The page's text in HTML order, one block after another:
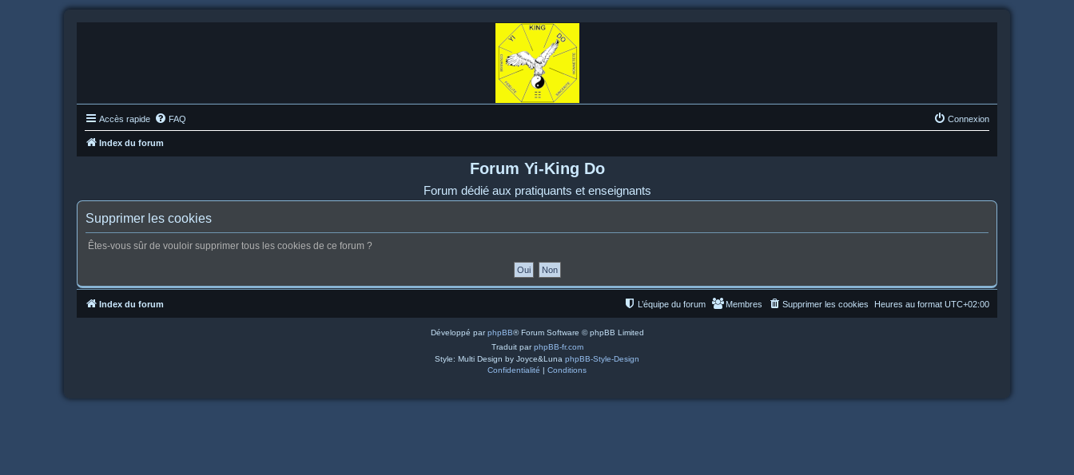
Accès rapide FAQ Connexion
Index du forum
Forum Yi-King Do
Forum dédié aux pratiquants et enseignants
Supprimer les cookies
Êtes-vous sûr de vouloir supprimer tous les cookies de ce forum ?
Index du forum Heures au format UTC+02:00
Supprimer les cookies
Membres
L’équipe du forum
Développé parphpBB® Forum Software © phpBB Limited
Traduit parphpBB-fr.com
Style: Multi Design by Joyce&Luna phpBB-Style-Design
Confidentialité | Conditions